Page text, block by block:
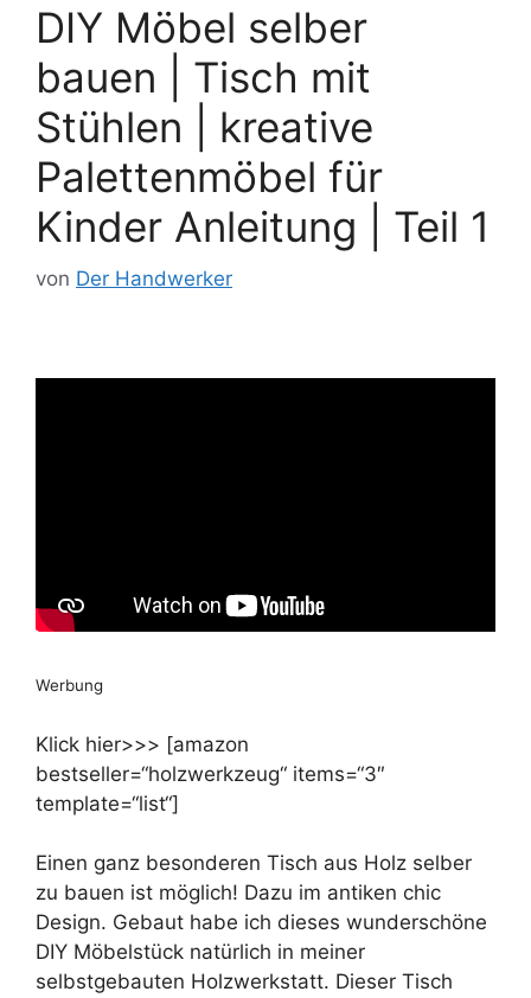
DIY Möbel selber
bauen | Tisch mit
Stühlen | kreative
Palettenmöbel für
Kinder Anleitung | Teil 1
von Der Handwerker
Werbung
Klick hier>>> [amazon
bestseller=“holzwerkzeug“ items=“3″
template=“list“]
Einen ganz besonderen Tisch aus Holz selber
zu bauen ist möglich! Dazu im antiken chic
Design. Gebaut habe ich dieses wunderschöne
DIY Möbelstück natürlich in meiner
selbstgebauten Holzwerkstatt. Dieser Tisch